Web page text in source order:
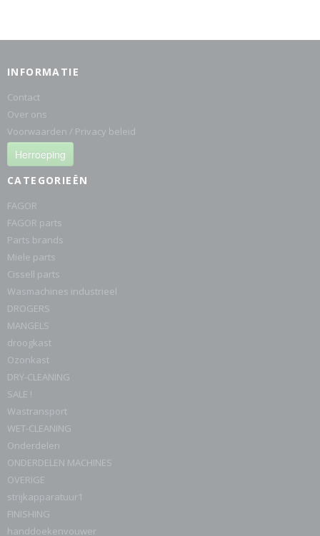
INFORMATIE
Contact
Over ons
Voorwaarden / Privacy beleid
Herroeping
CATEGORIEËN
FAGOR
FAGOR parts
Parts brands
Miele parts
Cissell parts
Wasmachines industrieel
DROGERS
MANGELS
droogkast
Ozonkast
DRY-CLEANING
SALE !
Wastransport
WET-CLEANING
Onderdelen
ONDERDELEN MACHINES
OVERIGE
strijkapparatuur1
FINISHING
handdoekenvouwer